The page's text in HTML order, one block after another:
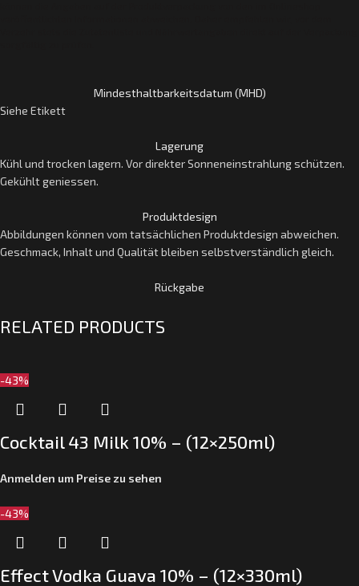
Mindesthaltbarkeitsdatum (MHD)
Siehe Etikett
Lagerung
Kühl und trocken lagern. Vor direkter Sonneneinstrahlung schützen.
Gekühlt geniessen.
Produktdesign
Abbildungen können vom tatsächlichen Produktdesign abweichen.
Geschmack, Inhalt und Qualität bleiben selbstverständlich gleich.
Rückgabe
RELATED PRODUCTS
-43%
Cocktail 43 Milk 10% – (12×250ml)
Anmelden um Preise zu sehen
-43%
Effect Vodka Guava 10% – (12×330ml)